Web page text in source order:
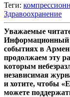
Теги:
Здравоохранение
Уважаемые
Информационный
событиях в
продолжаем эту
которым
независимая
и хотите, чтобы
можете